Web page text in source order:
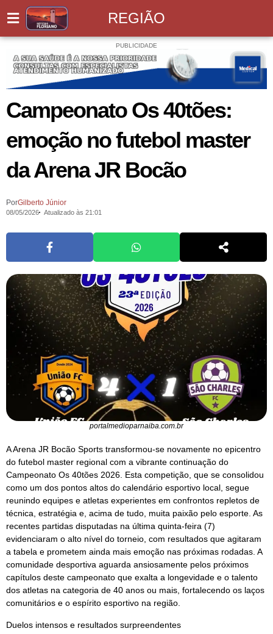
REGIÃO
PUBLICIDADE
Campeonato Os 40tões:
emoção no futebol master
da Arena JR Bocão
PorGilberto Júnior
08/05/2026 Atualizado às 21:01
portalmedioparnaiba.com.br
A Arena JR Bocão Sports transformou-se novamente no epicentro
do futebol master regional com a vibrante continuação do
Campeonato Os 40tões 2026. Esta competição, que se consolidou
como um dos pontos altos do calendário esportivo local, segue
reunindo equipes e atletas experientes em confrontos repletos de
técnica, estratégia e, acima de tudo, muita paixão pelo esporte. As
recentes partidas disputadas na última quinta-feira (7)
evidenciaram o alto nível do torneio, com resultados que agitaram
a tabela e prometem ainda mais emoção nas próximas rodadas. A
comunidade desportiva aguarda ansiosamente pelos próximos
capítulos deste campeonato que exalta a longevidade e o talento
dos atletas na categoria de 40 anos ou mais, fortalecendo os laços
comunitários e o espírito esportivo na região.
Duelos intensos e resultados surpreendentes